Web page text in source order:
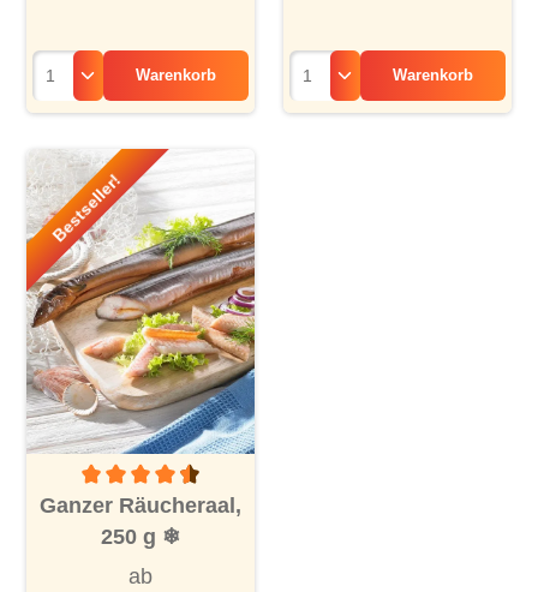
Warenkorb Warenkorb
Bestseller!
Durchschnittliche Bewertung von 4.5 von 5 Sternen
Ganzer Räucheraal,
250 g ❄
ab